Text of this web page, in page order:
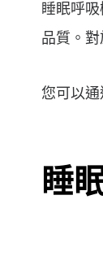
睡眠呼
品質。
您可以
睡